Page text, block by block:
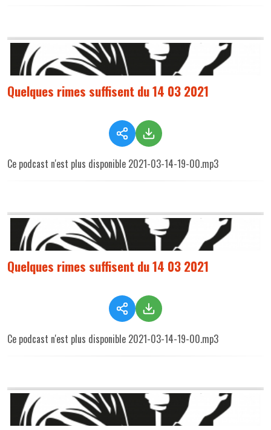
Quelques rimes suffisent du 14 03 2021
Ce podcast n'est plus disponible 2021-03-14-19-00.mp3
Quelques rimes suffisent du 14 03 2021
Ce podcast n'est plus disponible 2021-03-14-19-00.mp3